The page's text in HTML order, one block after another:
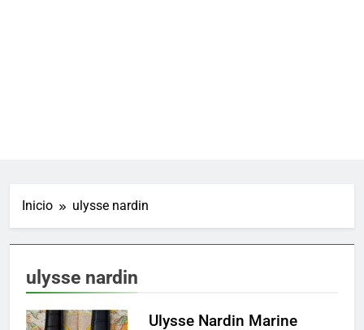
Inicio ulysse nardin
ulysse nardin
Ulysse Nardin Marine